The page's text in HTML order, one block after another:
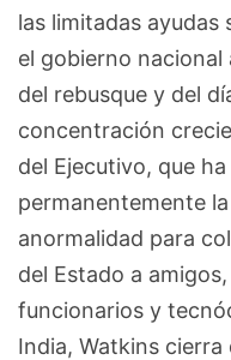
las limitadas ayudas
el gobierno nacional
del rebusque y del
concentración
del Ejecutivo, que
permanentemente
anormalidad para
del Estado a
funcionarios y
India, Watkins cierra